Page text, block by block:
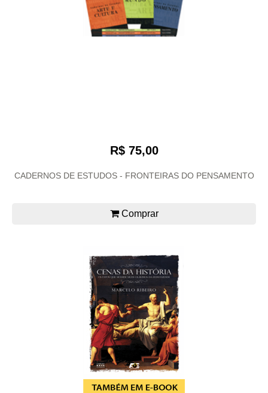
R$ 75,00
CADERNOS DE ESTUDOS - FRONTEIRAS DO PENSAMENTO
Comprar